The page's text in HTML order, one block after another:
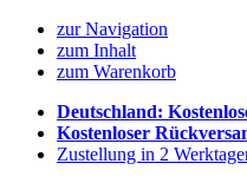
zur Navigation
zum Inhalt
zum Warenkorb
Deutschland:
Kostenloser
Zustellung in 2